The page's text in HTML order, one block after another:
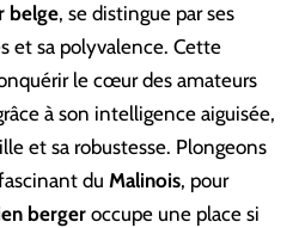
belge, se distingue par ses
et sa polyvalence. Cette
le cœur des amateurs
à son intelligence aiguisée,
et sa robustesse. Plongeons
du Malinois, pour
bergeroccupe une place si